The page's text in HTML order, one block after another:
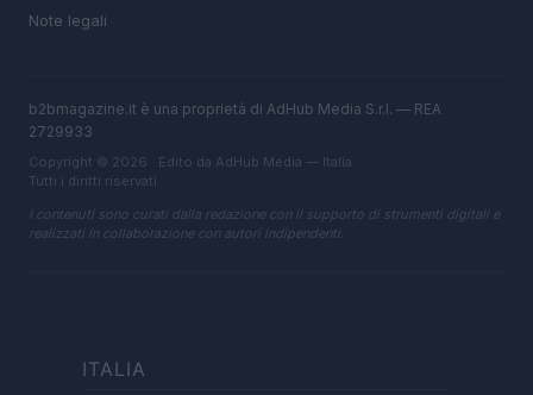
Note legali
b2bmagazine.it è una proprietà di AdHub Media S.r.l. — REA
2729933
Copyright © 2026 · Edito da AdHub Media — Italia
Tutti i diritti riservati
I contenuti sono curati dalla redazione con il supporto di strumenti digitali e
realizzati in collaborazione con autori indipendenti.
ITALIA